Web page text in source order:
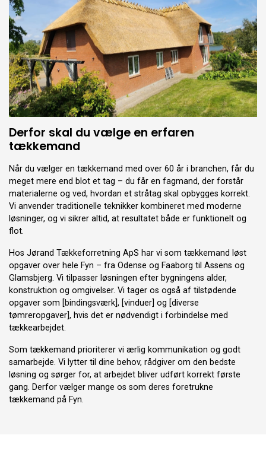
Derfor skal du vælge en erfaren
tækkemand
Når du vælger en tækkemand med over 60 år i branchen, får du
meget mere end blot et tag – du får en fagmand, der forstår
materialerne og ved, hvordan et stråtag skal opbygges korrekt.
Vi anvender traditionelle teknikker kombineret med moderne
løsninger, og vi sikrer altid, at resultatet både er funktionelt og
flot.
Hos Jørand Tækkeforretning ApS har vi som tækkemand løst
opgaver over hele Fyn – fra Odense og Faaborg til Assens og
Glamsbjerg. Vi tilpasser løsningen efter bygningens alder,
konstruktion og omgivelser. Vi tager os også af tilstødende
opgaver som [bindingsværk], [vinduer] og [diverse
tømreropgaver], hvis det er nødvendigt i forbindelse med
tækkearbejdet.
Som tækkemand prioriterer vi ærlig kommunikation og godt
samarbejde. Vi lytter til dine behov, rådgiver om den bedste
løsning og sørger for, at arbejdet bliver udført korrekt første
gang. Derfor vælger mange os som deres foretrukne
tækkemand på Fyn.